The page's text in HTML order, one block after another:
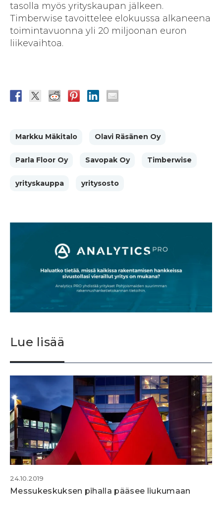
tasolla myös yrityskaupan jälkeen.
Timberwise tavoittelee elokuussa alkaneena
toimintavuonna yli 20 miljoonan euron
liikevaihtoa.
Markku Mäkitalo Olavi Räsänen Oy
Parla Floor Oy Savopak Oy Timberwise
yrityskauppa yritysosto
Lue lisää
24.10.2019
Messukeskuksen pihalla pääsee liukumaan